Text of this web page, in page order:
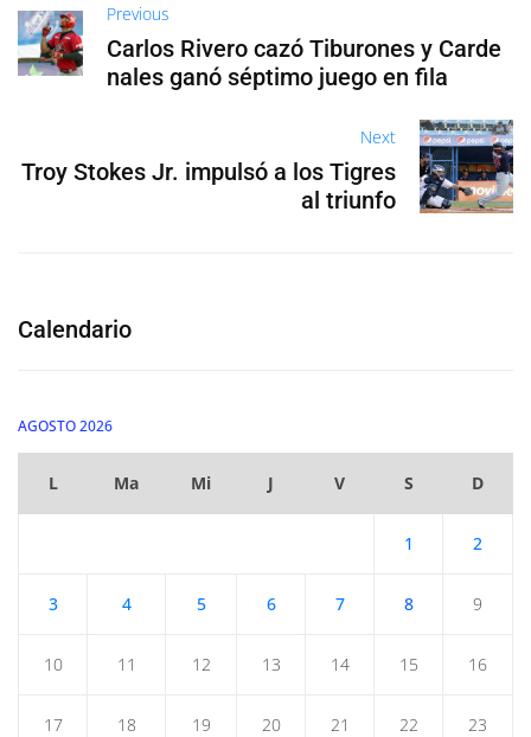
Previous
Carlos Rivero cazó Tiburones y Carde
nales ganó séptimo juego en fila
Next
Troy Stokes Jr. impulsó a los Tigres
al triunfo
Calendario
AGOSTO 2026
L Ma Mi J V S D
1 2
3 4 5 6 7 8 9
10 11 12 13 14 15 16
17 18 19 20 21 22 23